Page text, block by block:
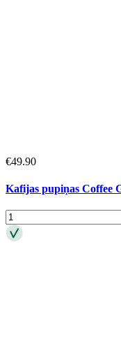
€49.90
Kafijas pupiņas Coffee